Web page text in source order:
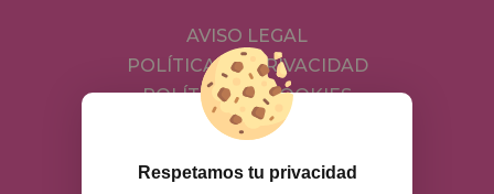
AVISO LEGAL
POLÍTICA DE PRIVACIDAD
POLÍTICA DE COOKIES
ENVÍOS Y DEVOLUCIONES
Respetamos tu privacidad